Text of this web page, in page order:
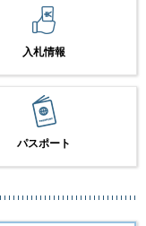
入札情報
パスポート